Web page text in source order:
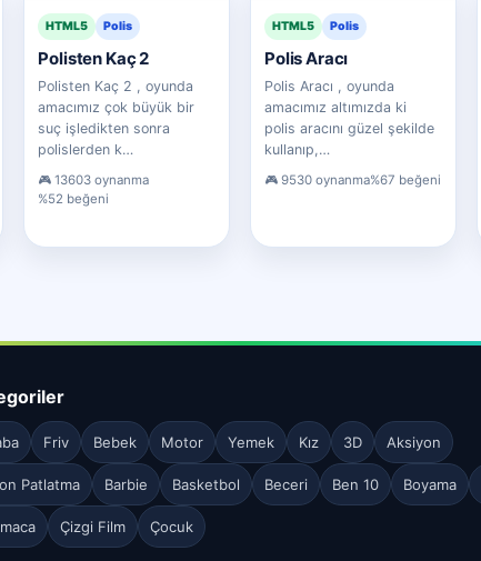
HTML5 Polis
Polisten Kaç 2
Polisten Kaç 2 , oyunda
amacımız çok büyük bir
suç işledikten sonra
polislerden k…
13603 oynanma
%52 beğeni
HTML5 Polis
Polis Aracı
Polis Aracı , oyunda
amacımız altımızda ki
polis aracını güzel şekilde
kullanıp,…
9530 oynanma%67 beğeni
Friv Bebek Motor Yemek Kız 3D Aksiyon
Patlatma Barbie Basketbol Beceri Ben 10 Boyama
Çizgi Film Çocuk